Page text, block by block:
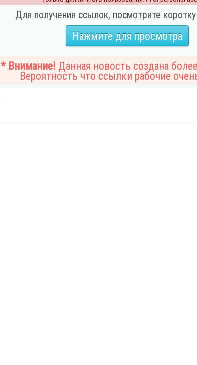
Для получения ссылок, посмотрите
Нажмите для просмотра
* Внимание! Данная новость создана
Вероятность что ссылки рабочие